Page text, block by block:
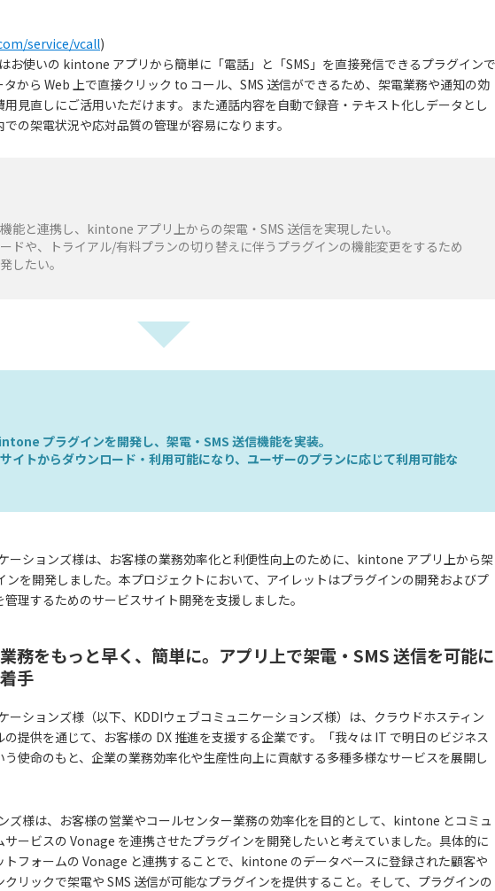
service/vcall)
使いの kintone アプリから簡単に「電話」と「SMS」を直接発信できるプラグインで
から Web 上で直接クリック to コール、SMS 送信ができるため、架電業務や通知の効
見直しにご活用いただけます。また通話内容を自動で録音・テキスト化しデータとし
の架電状況や応対品質の管理が容易になります。
能と連携し、kintone アプリ上からの架電・SMS 送信を実現したい。
ドや、トライアル/有料プランの切り替えに伴うプラグインの機能変更をするため
したい。
プラグインを開発し、架電・SMS 送信機能を実装。
イトからダウンロード・利用可能になり、ユーザーのプランに応じて利用可能な
ーションズ様は、お客様の業務効率化と利便性向上のために、kintone アプリ上から架
ンを開発しました。本プロジェクトにおいて、アイレットはプラグインの開発およびプ
理するためのサービスサイト開発を支援しました。
務をもっと早く、簡単に。アプリ上で架電・SMS 送信を可能に
手
ーションズ様（以下、KDDIウェブコミュニケーションズ様）は、クラウドホスティン
提供を通じて、お客様の DX 推進を支援する企業です。「我々は IT で明日のビジネス
使命のもと、企業の業務効率化や生産性向上に貢献する多種多様なサービスを展開し
ズ様は、お客様の営業やコールセンター業務の効率化を目的として、kintone とコミュ
ービスの Vonage を連携させたプラグインを開発したいと考えていました。具体的に
トフォームの Vonage と連携することで、kintone のデータベースに登録された顧客や
リックで架電や SMS 送信が可能なプラグインを提供すること。そして、プラグインの